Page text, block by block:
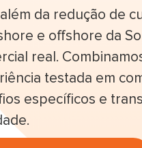
da redução de
e offshore da
real.
testada em
específicos e